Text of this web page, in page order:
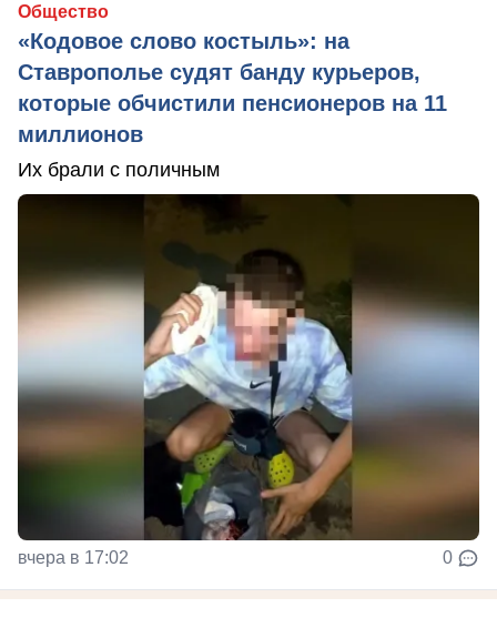
Общество
«Кодовое слово костыль»: на
Ставрополье судят банду курьеров,
которые обчистили пенсионеров на 11
миллионов
Их брали с поличным
вчера в 17:02 0